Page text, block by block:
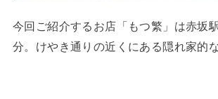
今回ご紹介するお店「もつ繁」は赤坂
分。けやき通りの近くにある隠れ家的